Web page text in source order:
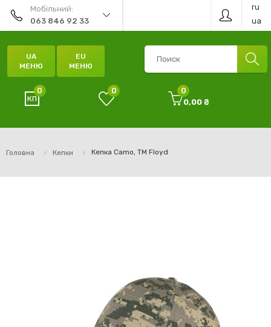
Мобільний:
063 846 92 33
ru
ua
UA
МЕНЮ
EU
МЕНЮ
0 0
0
0,00 ₴
Головна Кепки Кепка Camo, TM Floyd